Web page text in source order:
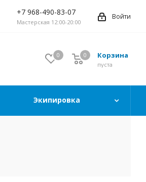
+7 968-490-83-07
Мастерская 12:00-20:00
Войти
0 Корзина
0
пуста
0
Экипировка